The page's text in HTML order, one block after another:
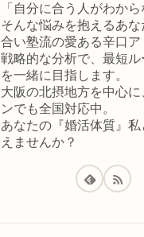
「自分に合う人がわから
そんな悩みを抱えるあ
合い塾流の愛ある辛口ア
戦略的な分析で、最短
を一緒に目指します。
大阪の北摂地方を中心に
ンでも全国対応中。
あなたの『婚活体質』
えませんか？